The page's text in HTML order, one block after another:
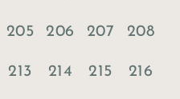
205 206 207 208
213 214 215 216